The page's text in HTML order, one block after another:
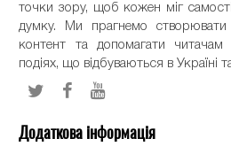
точки зору, щоб кожен міг
думку. Ми прагнемо створювати
контент та допомагати читачам
подіях, що відбуваються в Україні та
Додаткова інформація